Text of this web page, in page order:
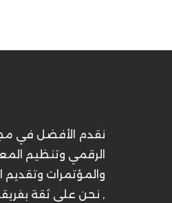
نقدم الأفضل في
الرقمي وتنظيم
والمؤتمرات وتقديم
, نحن على ثقة